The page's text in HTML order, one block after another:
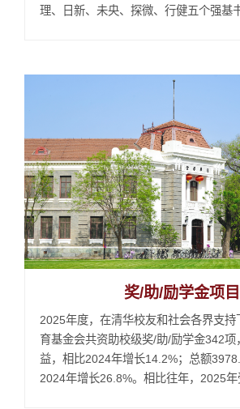
理、日新、未央、探微、行健五个强基
培养体系。2025年，学校设立无穹、自
奖/助/励学金项目
2025年度，在清华校友和社会各界支持
育基金会共资助校级奖/助/励学金342
益，相比2024年增长14.2%；总额
2024年增长26.8%。相比往年，2025年